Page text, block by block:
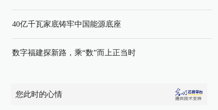
40亿千瓦家底铸牢中国能源底座
数字福建探新路，乘“数”而上正当时
您此时的心情